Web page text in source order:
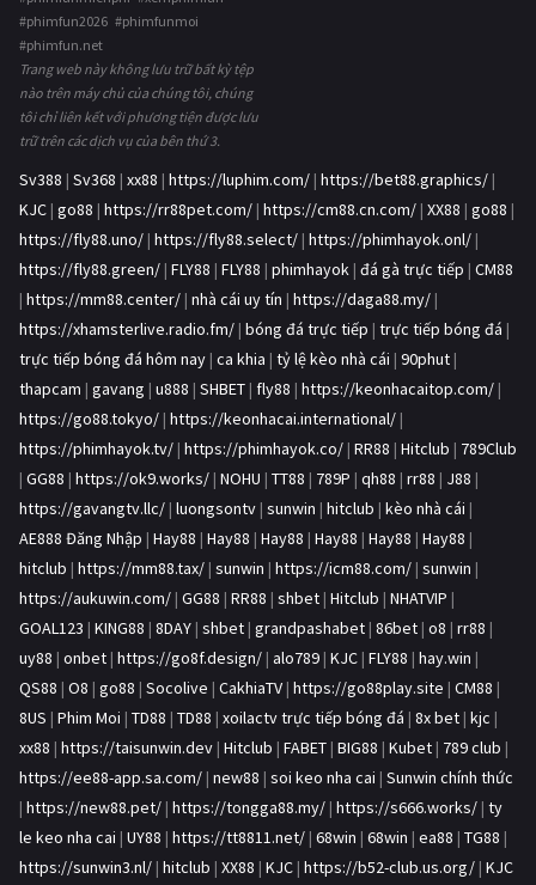
#phimfun2026 #phimfunmoi
#phimfun.net
Trang web này không lưu trữ bất kỳ tệp
nào trên máy chủ của chúng tôi, chúng
tôi chỉ liên kết với phương tiện được lưu
trữ trên các dịch vụ của bên thứ 3.
Sv388 | Sv368 | xx88 | https://luphim.com/ | https://bet88.graphics/ |
KJC | go88 | https://rr88pet.com/ | https://cm88.cn.com/ | XX88 | go88 |
https://fly88.uno/ | https://fly88.select/ | https://phimhayok.onl/ |
https://fly88.green/ | FLY88 | FLY88 | phimhayok | đá gà trực tiếp | CM88
| https://mm88.center/ | nhà cái uy tín | https://daga88.my/ |
https://xhamsterlive.radio.fm/ | bóng đá trực tiếp | trực tiếp bóng đá |
trực tiếp bóng đá hôm nay | ca khia | tỷ lệ kèo nhà cái | 90phut |
thapcam | gavang | u888 | SHBET | fly88 | https://keonhacaitop.com/ |
https://go88.tokyo/ | https://keonhacai.international/ |
https://phimhayok.tv/ | https://phimhayok.co/ | RR88 | Hitclub | 789Club
| GG88 | https://ok9.works/ | NOHU | TT88 | 789P | qh88 | rr88 | J88 |
https://gavangtv.llc/ | luongsontv | sunwin | hitclub | kèo nhà cái |
AE888 Đăng Nhập | Hay88 | Hay88 | Hay88 | Hay88 | Hay88 | Hay88 |
hitclub | https://mm88.tax/ | sunwin | https://icm88.com/ | sunwin |
https://aukuwin.com/ | GG88 | RR88 | shbet | Hitclub | NHATVIP |
GOAL123 | KING88 | 8DAY | shbet | grandpashabet | 86bet | o8 | rr88 |
uy88 | onbet | https://go8f.design/ | alo789 | KJC | FLY88 | hay.win |
QS88 | O8 | go88 | Socolive | CakhiaTV | https://go88play.site | CM88 |
8US | Phim Moi | TD88 | TD88 | xoilactv trực tiếp bóng đá | 8x bet | kjc |
xx88 | https://taisunwin.dev | Hitclub | FABET | BIG88 | Kubet | 789 club |
https://ee88-app.sa.com/ | new88 | soi keo nha cai | Sunwin chính thức
| https://new88.pet/ | https://tongga88.my/ | https://s666.works/ | ty
le keo nha cai | UY88 | https://tt8811.net/ | 68win | 68win | ea88 | TG88 |
https://sunwin3.nl/ | hitclub | XX88 | KJC | https://b52-club.us.org/ | KJC